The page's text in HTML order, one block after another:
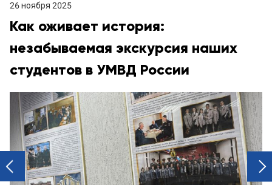
26 ноября 2025
Как оживает история:
незабываемая экскурсия наших
студентов в УМВД России
prev
next